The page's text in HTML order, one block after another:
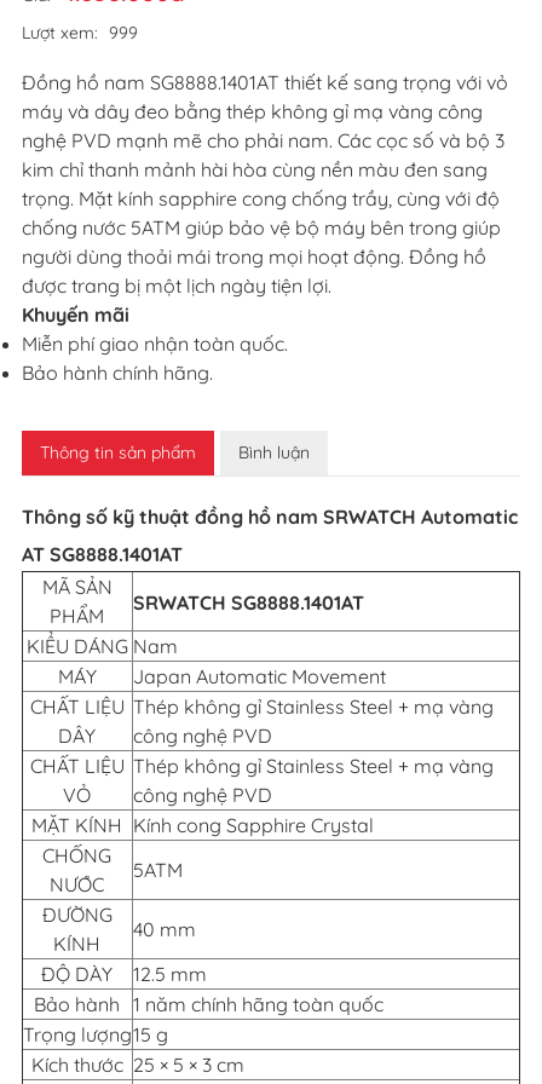
Lượt xem: 999
Đồng hồ nam SG8888.1401AT thiết kế sang trọng với vỏ
máy và dây đeo bằng thép không gỉ mạ vàng công
nghệ PVD mạnh mẽ cho phải nam. Các cọc số và bộ 3
kim chỉ thanh mảnh hài hòa cùng nền màu đen sang
trọng. Mặt kính sapphire cong chống trầy, cùng với độ
chống nước 5ATM giúp bảo vệ bộ máy bên trong giúp
người dùng thoải mái trong mọi hoạt động. Đồng hồ
được trang bị một lịch ngày tiện lợi.
Khuyến mãi
Miễn phí giao nhận toàn quốc.
Bảo hành chính hãng.
Thông tin sản phẩm Bình luận
Thông số kỹ thuật đồng hồ nam SRWATCH Automatic
AT SG8888.1401AT
MÃ SẢN
PHẨM
SRWATCH SG8888.1401AT
KIỂU DÁNG Nam
MÁY
Japan Automatic Movement
CHẤT LIỆU
DÂY
Thép không gỉ Stainless Steel + mạ vàng
công nghệ PVD
CHẤT LIỆU
VỎ
Thép không gỉ Stainless Steel + mạ vàng
công nghệ PVD
MẶT KÍNH Kính cong Sapphire Crystal
CHỐNG
NƯỚC
5ATM
ĐƯỜNG
KÍNH
40 mm
ĐỘ DÀY
12.5 mm
Bảo hành 1 năm chính hãng toàn quốc
Trọng lượng15 g
Kích thước 25 × 5 × 3 cm